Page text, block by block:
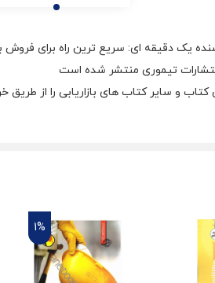
یک دقیقه ای: سریع ترین راه برای
تیموری منتشر شده است
کتاب و سایر کتاب های بازاریابی را از
1%